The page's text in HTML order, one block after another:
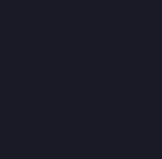
Als je een titel op Steam vóór de
geldt de limiet van maximaal twee uur
recht meer hebt op een terugbetaling
maar de bedenktijd van 14 dagen
koopt, telt alle
mee voor de limiet van 2 uur. Als je in
koopt die je niet voor de officiële
je op ieder gewenst moment voor de
aanvragen. De standaard bedenktijd
speeltijdlimiet (2 uur) beginnen in dat
Terugbetalingen van saldo in de